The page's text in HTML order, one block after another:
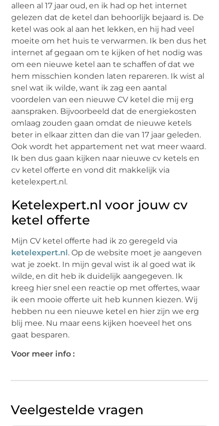
alleen al 17 jaar oud, en ik had op het internet
gelezen dat de ketel dan behoorlijk bejaard is. De
ketel was ook al aan het lekken, en hij had veel
moeite om het huis te verwarmen. Ik ben dus het
internet af gegaan om te kijken of het nodig was
om een nieuwe ketel aan te schaffen of dat we
hem misschien konden laten repareren. Ik wist al
snel wat ik wilde, want ik zag een aantal
voordelen van een nieuwe CV ketel die mij erg
aanspraken. Bijvoorbeeld dat de energiekosten
omlaag zouden gaan omdat de nieuwe ketels
beter in elkaar zitten dan die van 17 jaar geleden.
Ook wordt het appartement net wat meer waard.
Ik ben dus gaan kijken naar nieuwe cv ketels en
cv ketel offerte en vond dit makkelijk via
ketelexpert.nl.
Ketelexpert.nl voor jouw cv
ketel offerte
Mijn CV ketel offerte had ik zo geregeld via
ketelexpert.nl. Op de website moet je aangeven
wat je zoekt. In mijn geval wist ik al goed wat ik
wilde, en dit heb ik duidelijk aangegeven. Ik
kreeg hier snel een reactie op met offertes, waar
ik een mooie offerte uit heb kunnen kiezen. Wij
hebben nu een nieuwe ketel en hier zijn we erg
blij mee. Nu maar eens kijken hoeveel het ons
gaat besparen.
Voor meer info :
Veelgestelde vragen